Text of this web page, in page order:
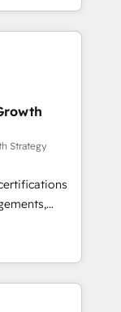
ETI
et des
RevOps
et
API,
en
SEA,
IA,
- 40
Strategy
to
team
term